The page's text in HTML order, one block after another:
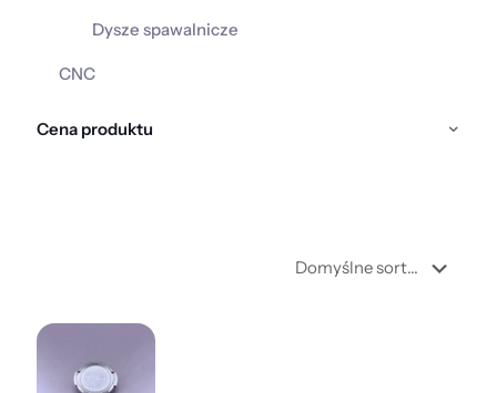
Dysze spawalnicze
CNC
Cena produktu